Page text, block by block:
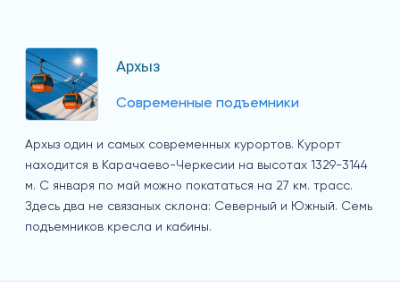
Архыз
Современные подъемники
Архыз один и самых современных курортов. Курорт
находится в Карачаево-Черкесии на высотах 1329-3144
м. С января по май можно покататься на 27 км. трасс.
Здесь два не связаных склона: Северный и Южный. Семь
подъемников кресла и кабины.